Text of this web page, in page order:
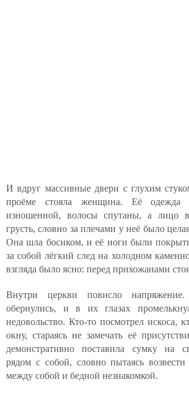
И вдруг массивные двери с глухим
проёме стояла женщина. Её одежда
изношенной, волосы спутаны, а лицо
грусть, словно за плечами у неё было
Она шла босиком, и её ноги были
за собой лёгкий след на холодном
взгляда было ясно: перед прихожанами
Внутри церкви повисло
обернулись, и в их глазах
недовольство. Кто-то посмотрел искоса,
окну, стараясь не замечать её
демонстративно поставила сумку на
рядом с собой, словно пытаясь
между собой и бедной незнакомкой.